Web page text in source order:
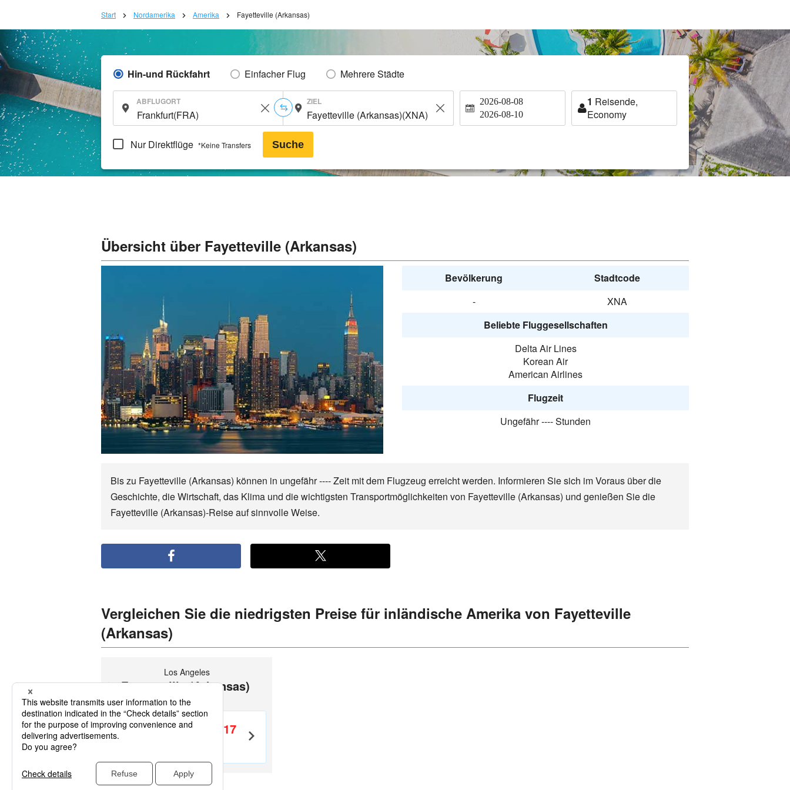
Start Nordamerika Amerika Fayetteville (Arkansas)
Hin-und Rückfahrt Einfacher Flug Mehrere Städte
ABFLUGORT ZIEL 2026-08-08
2026-08-10
1 Reisende,
Economy
Nur Direktflüge *Keine Transfers Suche
Übersicht über Fayetteville (Arkansas)
Bevölkerung
Stadtcode
-
XNA
Beliebte Fluggesellschaften
Delta Air Lines
Korean Air
American Airlines
Flugzeit
Ungefähr ---- Stunden
Bis zu Fayetteville (Arkansas) können in ungefähr ---- Zeit mit dem Flugzeug erreicht werden. Informieren Sie sich im Voraus über die
Geschichte, die Wirtschaft, das Klima und die wichtigsten Transportmöglichkeiten von Fayetteville (Arkansas) und genießen Sie die
Fayetteville (Arkansas)-Reise auf sinnvolle Weise.
Vergleichen Sie die niedrigsten Preise für inländische Amerika von Fayetteville
(Arkansas)
Los Angeles
Fayetteville (Arkansas)
(XNA)
Hin-und
EUR517